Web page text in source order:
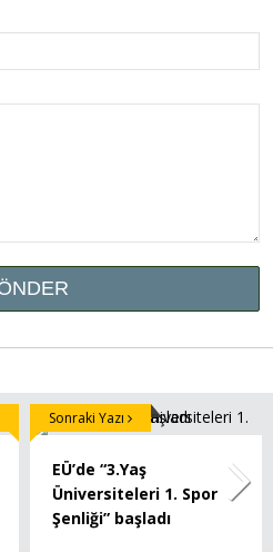
EÜ’de “3.Yaş
Üniversiteleri 1. Spor
Şenliği” başladı
Sonraki Yazı